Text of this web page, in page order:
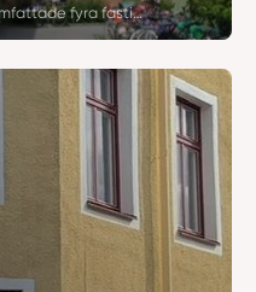
Projektet Humlen 9 i Oxelösund omfattade fyra fastigheter och genomfördes i två etapper med totalt 356 fönster- och dörrbyten. Fastigheterna från 1970-talet utrustades med SCC Kipp-Dreh-fönster, och asbestsanering av fönsterkitt utfördes i samband med arbetet. Beställare var det kommunala fastighetsbolaget Kustbostäder.